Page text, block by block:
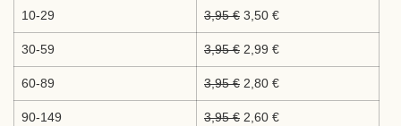
10-29 3,95€ 3,50 €
30-59 3,95€ 2,99 €
60-89 3,95€ 2,80 €
90-149 3,95€ 2,60 €